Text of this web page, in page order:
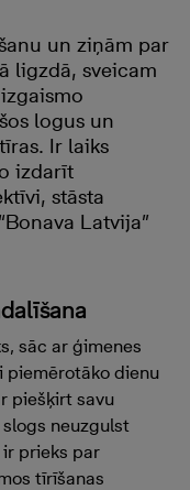
un ziņām par
ligzdā, sveicam
logus un
Ir laiks
izdarīt
stāsta
Latvija”
sāc ar ģimenes
piemērotāko dienu
piešķirt savu
neuzgulst
prieks par
tīrīšanas